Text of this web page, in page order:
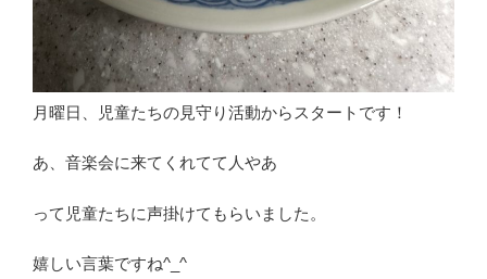
月曜日、児童たちの見守り活動からスタートです！
あ、音楽会に来てくれてて人やあ
って児童たちに声掛けてもらいました。
嬉しい言葉ですね^_^